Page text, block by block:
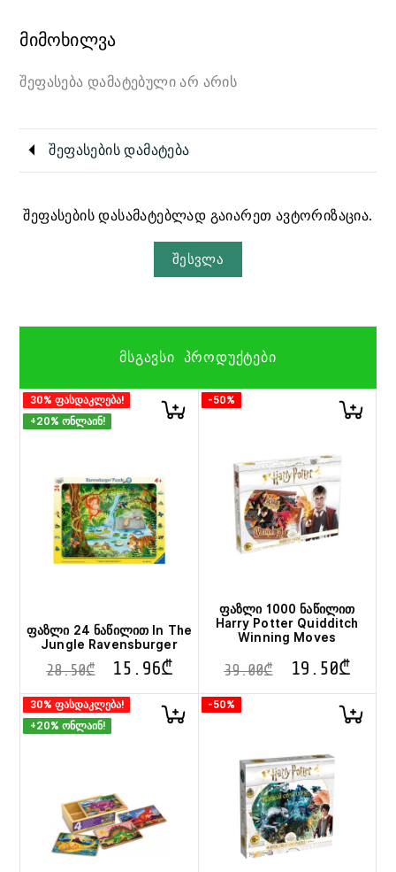
მიმოხილვა
შეფასება დამატებული არ არის
შეფასების დამატება
შეფასების დასამატებლად გაიარეთ ავტორიზაცია.
შესვლა
ᲛᲡᲒᲐᲕᲡᲘ ᲞᲠᲝᲓᲣᲥᲢᲔᲑᲘ
30% ფასდაკლება!
+20% ონლაინ!
ფაზლი 24 ნაწილით In The
Jungle Ravensburger
28.50₾ 15.96₾
-50%
ფაზლი 1000 ნაწილით
Harry Potter Quidditch
Winning Moves
39.00₾ 19.50₾
30% ფასდაკლება!
+20% ონლაინ!
-50%